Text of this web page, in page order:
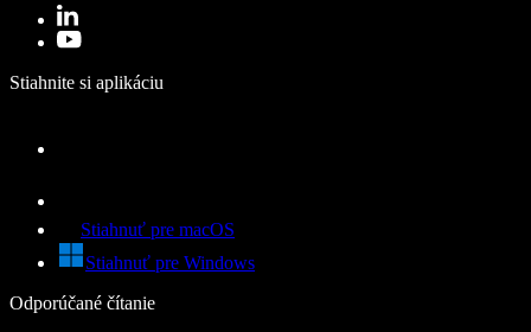
Stiahnite si aplikáciu
Stiahnuť pre macOS
Stiahnuť pre Windows
Odporúčané čítanie